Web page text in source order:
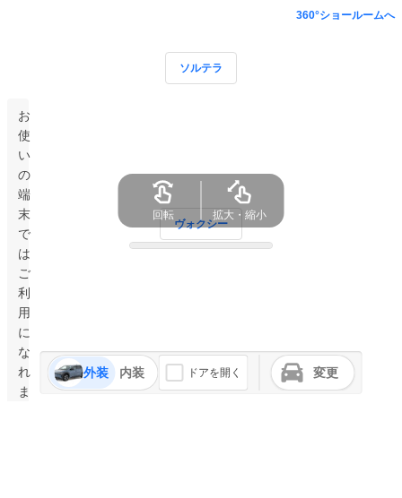
お
使
い
の
端
末
で
は
ご
利
用
に
な
れ
ま
360°ショールームへ
ソルテラ
ヴォクシー
外装 内装 ドアを開く 変更
回転 拡大・縮小